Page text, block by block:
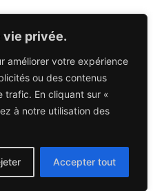
vie privée.
améliorer votre expérience
ou des contenus
trafic. En cliquant sur «
à notre utilisation des
Accepter tout